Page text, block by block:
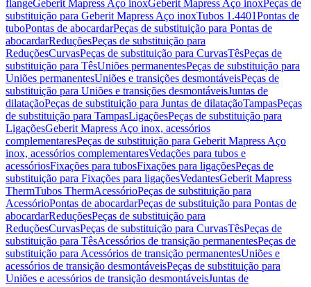
flangeGeberit Mapress Aço inoxGeberit Mapress Aço inoxPeças de
substituição para Geberit Mapress Aço inoxTubos 1.4401Pontas de
tuboPontas de abocardarPeças de substituição para Pontas de
abocardarReduçõesPeças de substituição para
ReduçõesCurvasPeças de substituição para CurvasTêsPeças de
substituição para TêsUniões permanentesPeças de substituição para
Uniões permanentesUniões e transições desmontáveisPeças de
substituição para Uniões e transições desmontáveisJuntas de
dilataçãoPeças de substituição para Juntas de dilataçãoTampasPeças
de substituição para TampasLigaçõesPeças de substituição para
LigaçõesGeberit Mapress Aço inox, acessórios
complementaresPeças de substituição para Geberit Mapress Aço
inox, acessórios complementaresVedações para tubos e
acessóriosFixações para tubosFixações para ligaçõesPeças de
substituição para Fixações para ligaçõesVedantesGeberit Mapress
ThermTubos ThermAcessórioPeças de substituição para
AcessórioPontas de abocardarPeças de substituição para Pontas de
abocardarReduçõesPeças de substituição para
ReduçõesCurvasPeças de substituição para CurvasTêsPeças de
substituição para TêsAcessórios de transição permanentesPeças de
substituição para Acessórios de transição permanentesUniões e
acessórios de transição desmontáveisPeças de substituição para
Uniões e acessórios de transição desmontáveisJuntas de